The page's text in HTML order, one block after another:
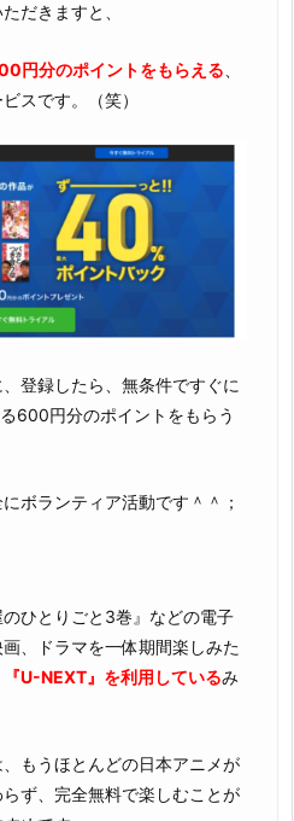
だきますと、
円分のポイントをもらえる
スです。（笑）
登録したら、無条件ですぐに
600円分のポイントをもらう
ボランティア活動です＾＾；
ひとりごと3巻』などの電子
、ドラマを一体期間楽しみた
U-NEXT』を利用しているみ
もうほとんどの日本アニメが
ず、完全無料で楽しむことが